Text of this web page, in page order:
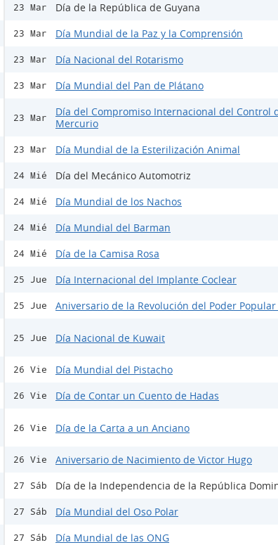
23 Mar Día de la República de Guyana
23 Mar Día Mundial de la Paz y la Comprensión
23 Mar Día Nacional del Rotarismo
23 Mar Día Mundial del Pan de Plátano
23 Mar
Día del Compromiso Internacional del Control
Mercurio
23 Mar Día Mundial de la Esterilización Animal
24 Mié Día del Mecánico Automotriz
24 Mié Día Mundial de los Nachos
24 Mié Día Mundial del Barman
24 Mié Día de la Camisa Rosa
25 Jue Día Internacional del Implante Coclear
25 Jue Aniversario de la Revolución del Poder Popular
25 Jue Día Nacional de Kuwait
26 Vie Día Mundial del Pistacho
26 Vie Día de Contar un Cuento de Hadas
26 Vie Día de la Carta a un Anciano
26 Vie Aniversario de Nacimiento de Victor Hugo
27 Sáb Día de la Independencia de la República
27 Sáb Día Mundial del Oso Polar
27 Sáb Día Mundial de las ONG